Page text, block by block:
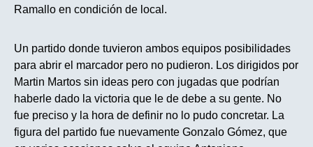
Ramallo en condición de local.
Un partido donde tuvieron ambos equipos posibilidades
para abrir el marcador pero no pudieron. Los dirigidos por
Martin Martos sin ideas pero con jugadas que podrían
haberle dado la victoria que le de debe a su gente. No
fue preciso y la hora de definir no lo pudo concretar. La
figura del partido fue nuevamente Gonzalo Gómez, que